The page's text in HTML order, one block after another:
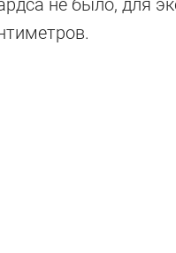
не было, для